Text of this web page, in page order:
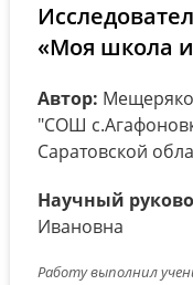
«Моя школа
Автор:
"СОШ
Саратовской
Научный
Ивановна
Работу выполнил